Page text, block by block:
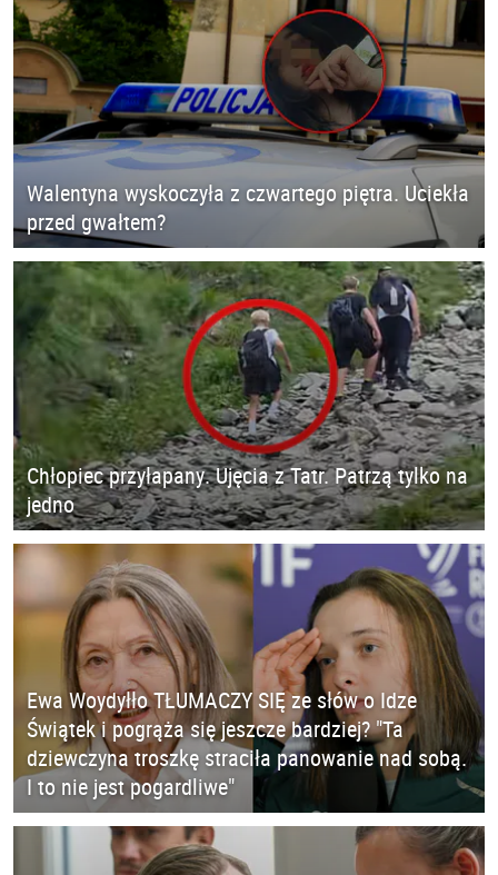
Walentyna wyskoczyła z czwartego piętra. Uciekła
przed gwałtem?
Chłopiec przyłapany. Ujęcia z Tatr. Patrzą tylko na
jedno
Ewa Woydyłło TŁUMACZY SIĘ ze słów o Idze
Świątek i pogrąża się jeszcze bardziej? "Ta
dziewczyna troszkę straciła panowanie nad sobą.
I to nie jest pogardliwe"